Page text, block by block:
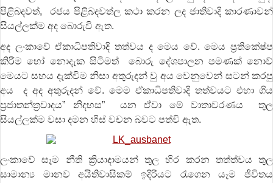
පිළිබදවත්, රජය පිළිබදවත්ල කථා කරන ලද ජාතිවාදි කාරණාවන්
සියල්ලක්ම අද බොරුවි ඇත.
අද ලංකාවේ ඒකාධිපතිවාදි තත්වය ද මෙය වේ. මෙය ප්‍රතික‍්‍ෂේප
කිරීම හෝ නොදැක සිටිමත් බොරු දේශපාලන පමණක් නොව්
මෙයට සහය දැක්විම නිසා අතුරුදන් වු අය වෙනුවෙන් සටන් කරපු
අය ද අද අතුරුදන් වේ. මෙම ඒකාධිපතිවාදි තත්වයට එහා ගිය
ප්‍රජාතන්ත්‍රවාදය” නිදහස” යන ඒවා මේ වාතාවරණය තුල
සියල්ලක්ම වසා දමන හිස් වචන බවට පත්වි ඇත.
ලංකාවේ සෑම නීති ක්‍රියාදාමයන් තුල හිර කරන තත්ත්වය තුල
සාමාන්‍ය මානව අයිතිවාසිකම් ඉදිරියට රැගෙන යෑම ජීවිතය